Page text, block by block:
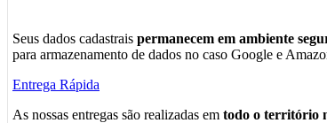
Seus dados cadastrais permanecem em ambiente
para armazenamento de dados no caso Google e
Entrega Rápida
As nossas entregas são realizadas em todo o território